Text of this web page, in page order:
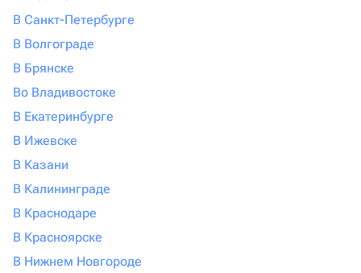
В Санкт-Петербурге
В Волгограде
В Брянске
Во Владивостоке
В Екатеринбурге
В Ижевске
В Казани
В Калининграде
В Краснодаре
В Красноярске
В Нижнем Новгороде